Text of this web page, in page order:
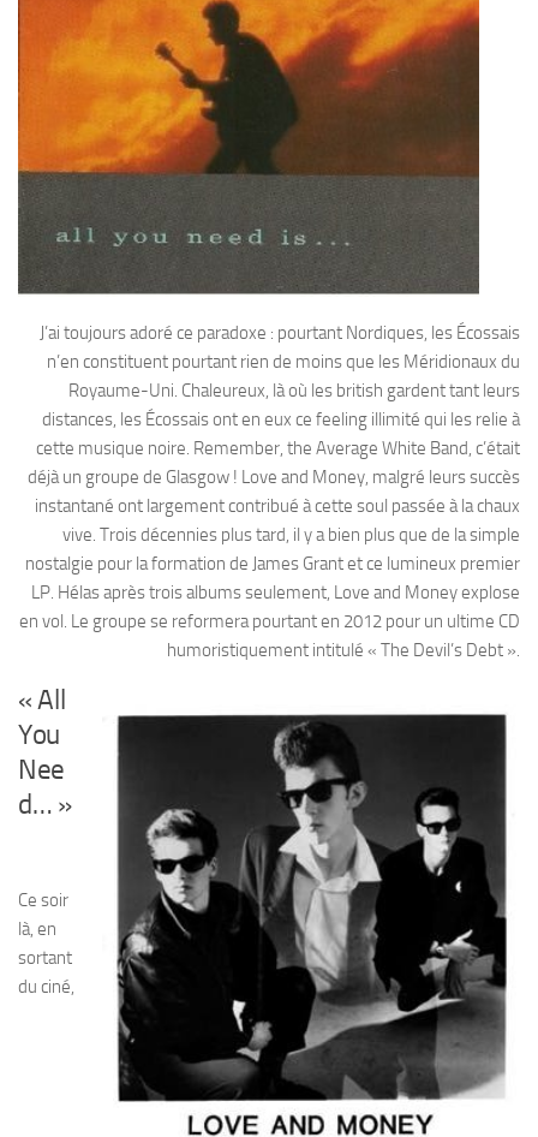
J’ai toujours adoré ce paradoxe : pourtant Nordiques, les Écossais
n’en constituent pourtant rien de moins que les Méridionaux du
Royaume-Uni. Chaleureux, là où les british gardent tant leurs
distances, les Écossais ont en eux ce feeling illimité qui les relie à
cette musique noire. Remember, the Average White Band, c’était
déjà un groupe de Glasgow ! Love and Money, malgré leurs succès
instantané ont largement contribué à cette soul passée à la chaux
vive. Trois décennies plus tard, il y a bien plus que de la simple
nostalgie pour la formation de James Grant et ce lumineux premier
LP. Hélas après trois albums seulement, Love and Money explose
en vol. Le groupe se reformera pourtant en 2012 pour un ultime CD
humoristiquement intitulé « The Devil’s Debt ».
« All
You
Nee
d… »
Ce soir
là, en
sortant
du ciné,